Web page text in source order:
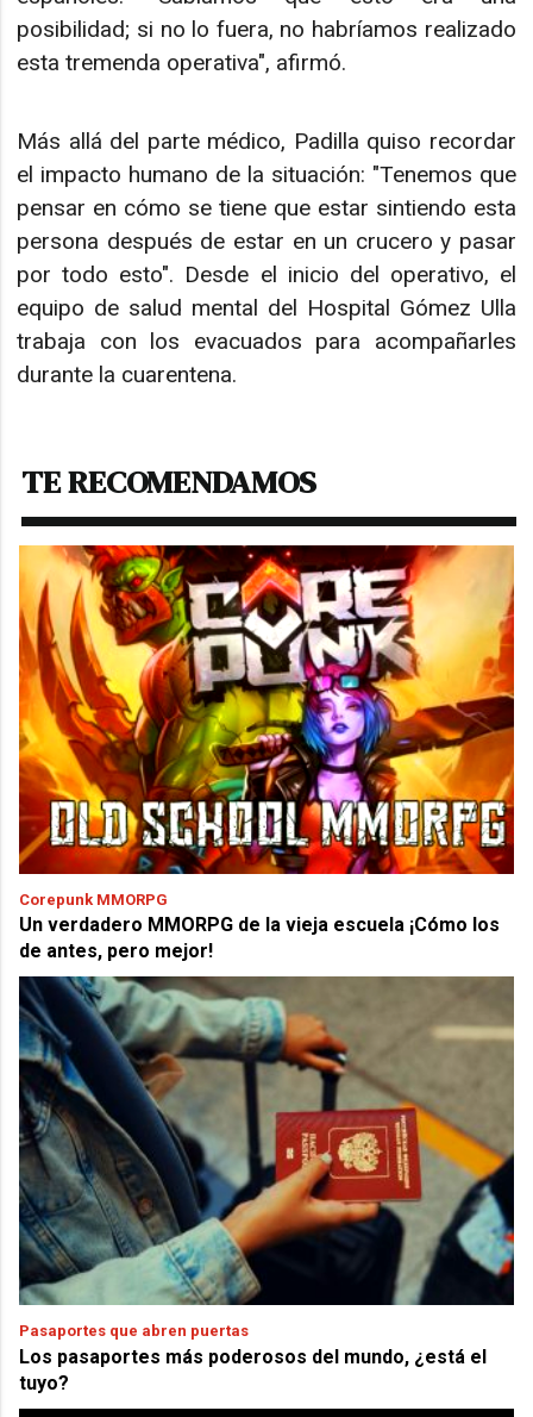
posibilidad; si no lo fuera, no habríamos realizado
esta tremenda operativa", afirmó.
Más allá del parte médico, Padilla quiso recordar
el impacto humano de la situación: "Tenemos que
pensar en cómo se tiene que estar sintiendo esta
persona después de estar en un crucero y pasar
por todo esto". Desde el inicio del operativo, el
equipo de salud mental del Hospital Gómez Ulla
trabaja con los evacuados para acompañarles
durante la cuarentena.
TE RECOMENDAMOS
Corepunk MMORPG
Un verdadero MMORPG de la vieja escuela ¡Cómo los
de antes, pero mejor!
Pasaportes que abren puertas
Los pasaportes más poderosos del mundo, ¿está el
tuyo?